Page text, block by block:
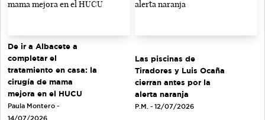
De ir a Albacete a
completar el
tratamiento en casa: la
cirugía de mama
mejora en el HUCU
Paula Montero -
14/07/2026
Las piscinas de
Tiradores y Luis Ocaña
cierran antes por la
alerta naranja
P.M. - 12/07/2026